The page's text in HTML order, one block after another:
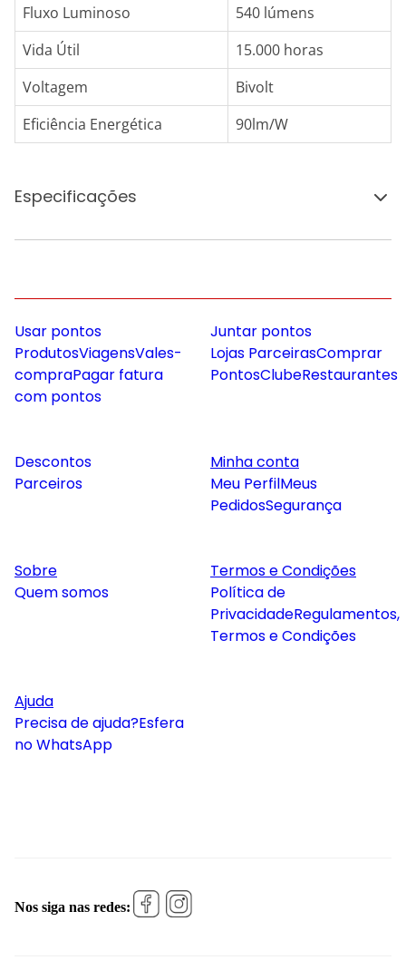
Fluxo Luminoso
540 lúmens
Vida Útil
15.000 horas
Voltagem
Bivolt
Eficiência Energética
90lm/W
Especificações
Usar pontos
ProdutosViagensVales-
compraPagar fatura
com pontos
Juntar pontos
Lojas ParceirasComprar
PontosClubeRestaurantes
Descontos
Parceiros
Minha conta
Meu PerfilMeus
PedidosSegurança
Sobre
Quem somos
Termos e Condições
Política de
PrivacidadeRegulamentos,
Termos e Condições
Ajuda
Precisa de ajuda?Esfera
no WhatsApp
Nos siga nas redes: